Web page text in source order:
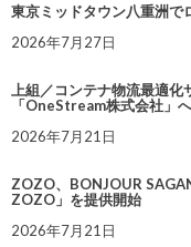
東京ミッドタウン八重洲で
2026年7月27日
上組／コンテナ物流最適
「OneStream株式会社」
2026年7月21日
ZOZO、BONJOUR
ZOZO」を提供開始
2026年7月21日